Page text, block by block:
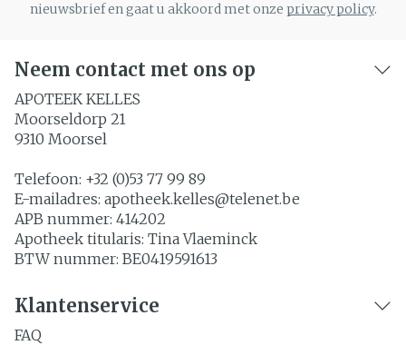
nieuwsbrief en gaat u akkoord met onze privacy policy.
Neem contact met ons op
APOTEEK KELLES
Moorseldorp 21
9310 Moorsel
Telefoon: +32 (0)53 77 99 89
E-mailadres: apotheek.kelles@telenet.be
APB nummer: 414202
Apotheek titularis: Tina Vlaeminck
BTW nummer: BE0419591613
Klantenservice
FAQ